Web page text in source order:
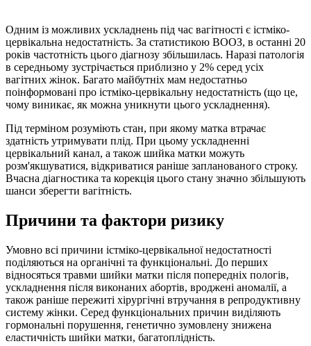
Одним із можливих ускладнень під час вагітності є істміко-
цервікальна недостатність. За статистикою ВООЗ, в останні 20
років частотність цього діагнозу збільшилась. Наразі патологія
в середньому зустрічається приблизно у 2% серед усіх
вагітних жінок. Багато майбутніх мам недостатньо
поінформовані про істміко-цервікальну недостатність (що це,
чому виникає, як можна уникнути цього ускладнення).
Під терміном розуміють стан, при якому матка втрачає
здатність утримувати плід. При цьому ускладненні
цервікальний канал, а також шийка матки можуть
розм'якшуватися, відкриватися раніше запланованого строку.
Вчасна діагностика та корекція цього стану значно збільшують
шанси зберегти вагітність.
Причини та фактори ризику
Умовно всі причини істміко-цервікальної недостатності
поділяються на органічні та функціональні. До перших
відносяться травми шийки матки після попередніх пологів,
ускладнення після виконаних абортів, вроджені аномалії, а
також раніше пережиті хірургічні втручання в репродуктивну
систему жінки. Серед функціональних причин виділяють
гормональні порушення, генетично зумовлену знижена
еластичність шийки матки, багатоплідність.